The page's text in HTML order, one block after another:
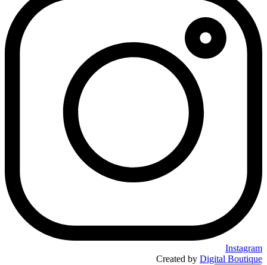
Instagram
Created by Digital Boutique